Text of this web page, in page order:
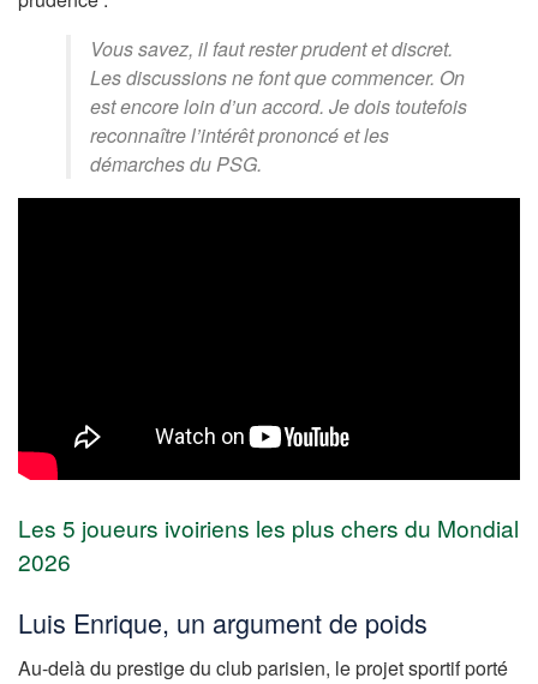
Vous savez, il faut rester prudent et discret.
Les discussions ne font que commencer. On
est encore loin d’un accord. Je dois toutefois
reconnaître l’intérêt prononcé et les
démarches du PSG.
Les 5 joueurs ivoiriens les plus chers du Mondial
2026
Luis Enrique, un argument de poids
Au-delà du prestige du club parisien, le projet sportif porté